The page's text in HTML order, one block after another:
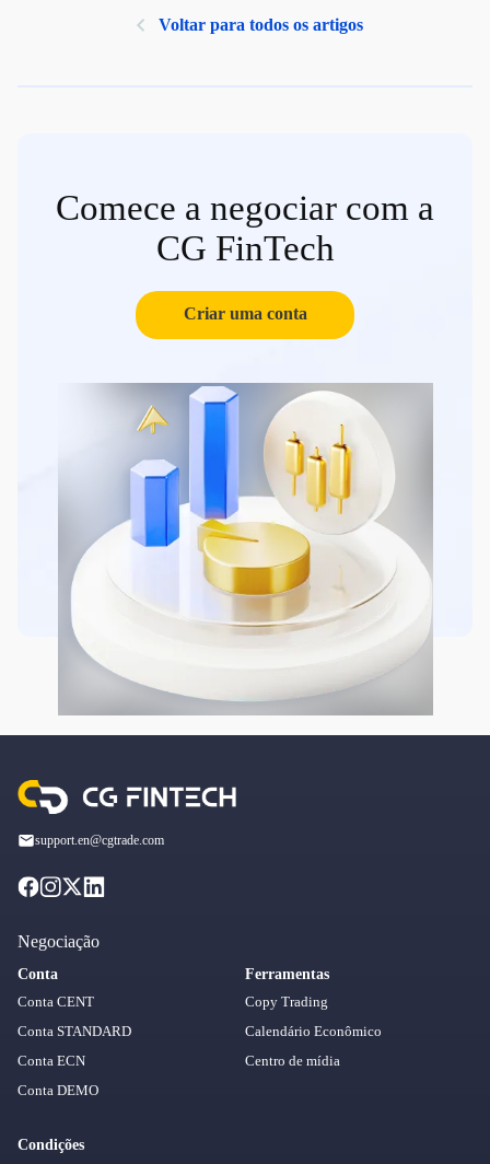
Voltar para todos os artigos
Comece a negociar com a
CG FinTech
Criar uma conta
support.en@cgtrade.com
Negociação
Conta
Conta CENT
Conta STANDARD
Conta ECN
Conta DEMO
Condições
Ferramentas
Copy Trading
Calendário Econômico
Centro de mídia